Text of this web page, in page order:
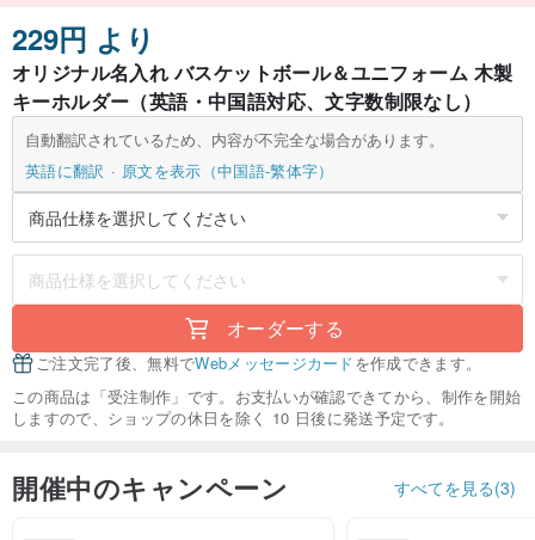
229円 より
オリジナル名入れ バスケットボール＆ユニフォーム 木製
キーホルダー（英語・中国語対応、文字数制限なし）
自動翻訳されているため、内容が不完全な場合があります。
英語に翻訳
原文を表示（中国語-繁体字）
オーダーする
ご注文完了後、無料でWebメッセージカードを作成できます。
この商品は「受注制作」です。お支払いが確認できてから、制作を開始
しますので、ショップの休日を除く 10 日後に発送予定です。
開催中のキャンペーン すべてを見る(3)